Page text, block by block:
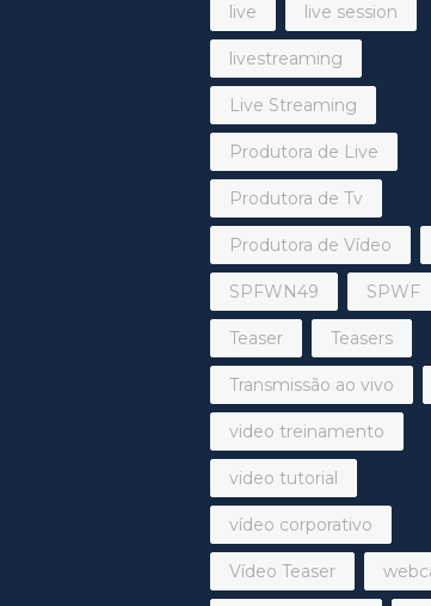
live live session
livestreaming
Live Streaming
Produtora de Live
Produtora de Tv
Produtora de Vídeo
SPFWN49 SPWF
Teaser Teasers
Transmissão ao vivo
video treinamento
video tutorial
vídeo corporativo
Vídeo Teaser